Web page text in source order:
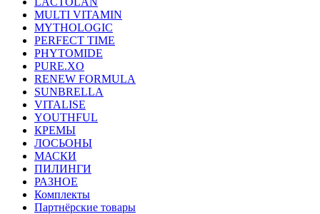
MULTI VITAMIN
MYTHOLOGIC
PERFECT TIME
PHYTOMIDE
PURE.XO
RENEW FORMULA
SUNBRELLA
VITALISE
YOUTHFUL
КРЕМЫ
ЛОСЬОНЫ
МАСКИ
ПИЛИНГИ
РАЗНОЕ
Комплекты
Партнёрские товары